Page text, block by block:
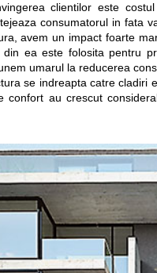
clientilor este
consumatorul in fata
avem un impact foarte
din ea este folosita pentru
umarul la reducerea
se indreapta catre cladiri
confort au crescut